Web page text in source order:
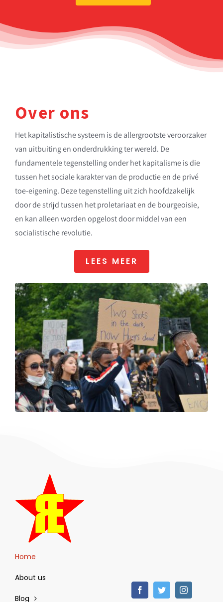
Over ons
Het kapitalistische systeem is de allergrootste veroorzaker
van uitbuiting en onderdrukking ter wereld. De
fundamentele tegenstelling onder het kapitalisme is die
tussen het sociale karakter van de productie en de privé
toe-eigening. Deze tegenstelling uit zich hoofdzakelijk
door de strijd tussen het proletariaat en de bourgeoisie,
en kan alleen worden opgelost door middel van een
socialistische revolutie.
LEES MEER
Home
About us
Blog